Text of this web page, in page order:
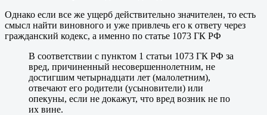
Однако если все же ущерб действительно значителен, то есть
смысл найти виновного и уже привлечь его к ответу через
гражданский кодекс, а именно по статье 1073 ГК РФ
В соответствии с пунктом 1 статьи 1073 ГК РФ за
вред, причиненный несовершеннолетним, не
достигшим четырнадцати лет (малолетним),
отвечают его родители (усыновители) или
опекуны, если не докажут, что вред возник не по
их вине.